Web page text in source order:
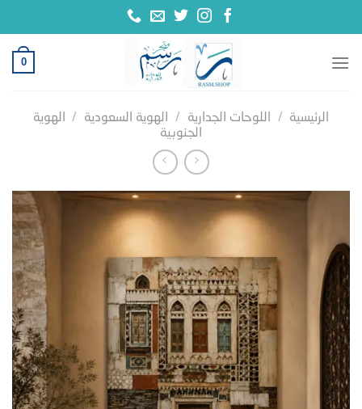
0
الرئيسية / اللوحات الجدارية / الهوية السعودية /
الهوية
الجنوبية